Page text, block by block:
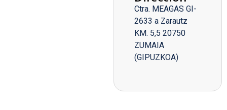
Ctra. MEAGAS GI-
2633 a Zarautz
KM. 5,5 20750
ZUMAIA
(GIPUZKOA)